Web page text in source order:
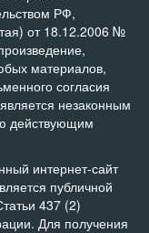
РФ,
от 18.12.2006 №
материалов,
согласия
незаконным
действующим
интернет-сайт
публичной
437 (2)
Для получения